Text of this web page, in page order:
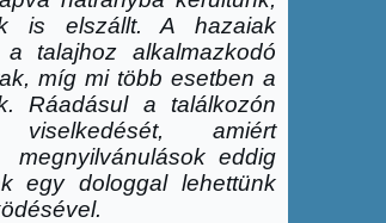
is elszállt. A hazaiak
talajhoz alkalmazkodó
míg mi több esetben a
Ráadásul a találkozón
amiért
eddig
egy dologgal lehettünk